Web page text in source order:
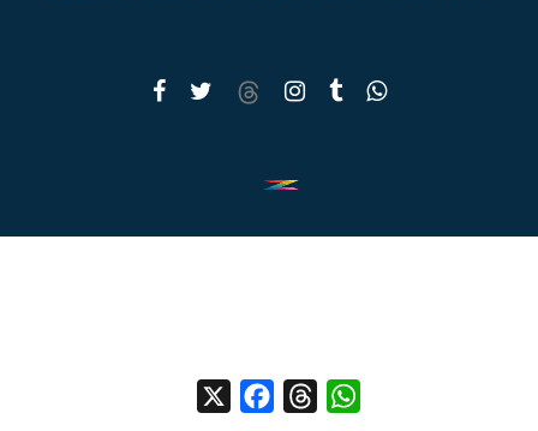
X FacebookThreadsWhatsApp